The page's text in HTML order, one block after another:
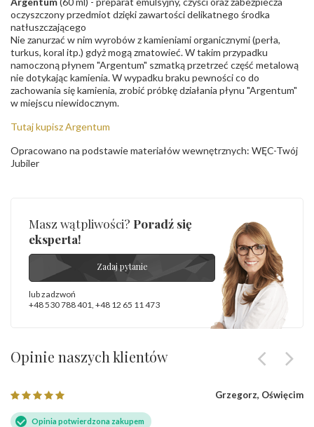
oczyszczony przedmiot dzięki zawartości delikatnego środka
natłuszczającego
Nie zanurzać w nim wyrobów z kamieniami organicznymi (perła,
turkus, koral itp.) gdyż mogą zmatowieć. W takim przypadku
namoczoną płynem "Argentum" szmatką przetrzeć część metalową
nie dotykając kamienia. W wypadku braku pewności co do
zachowania się kamienia, zrobić próbkę działania płynu "Argentum"
w miejscu niewidocznym.
Tutaj kupisz Argentum
Opracowano na podstawie materiałów wewnętrznych: WĘC-Twój
Jubiler
Masz wątpliwości? Poradź się
eksperta!
Zadaj pytanie
lub zadzwoń
+48 530 788 401, +48 12 65 11 473
Opinie naszych klientów
Grzegorz, Oświęcim
Opinia potwierdzona zakupem